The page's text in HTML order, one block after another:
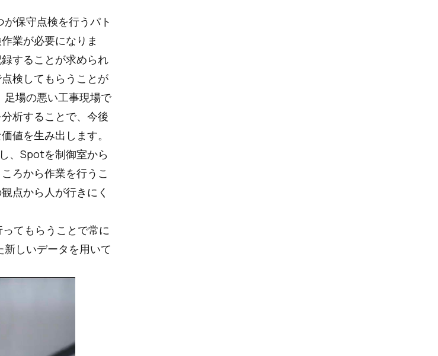
保守点検を行うパト
業が必要になりま
することが求められ
検してもらうことが
場の悪い工事現場で
析することで、今後
値を生み出します。
、Spotを制御室から
ろから作業を行うこ
点から人が行きにく
てもらうことで常に
しいデータを用いて